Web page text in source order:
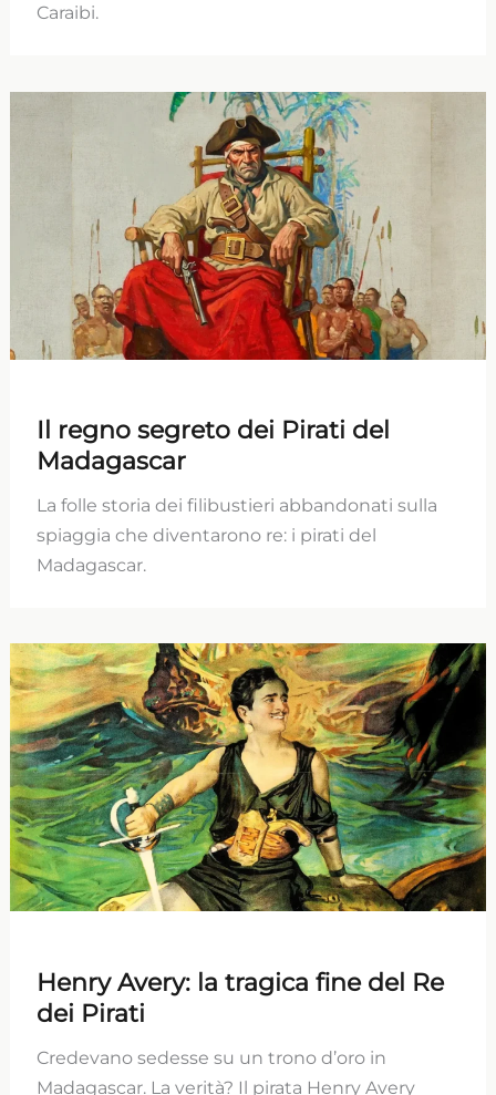
Caraibi.
Il regno segreto dei Pirati del
Madagascar
La folle storia dei filibustieri abbandonati sulla
spiaggia che diventarono re: i pirati del
Madagascar.
Henry Avery: la tragica fine del Re
dei Pirati
Credevano sedesse su un trono d’oro in
Madagascar. La verità? Il pirata Henry Avery